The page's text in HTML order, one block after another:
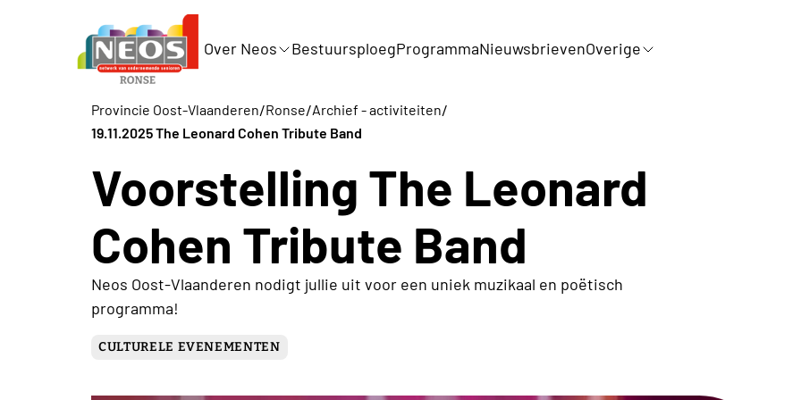
Over Neos BestuursploegProgrammaNieuwsbrievenOverige
Provincie Oost-Vlaanderen/Ronse/Archief - activiteiten/
19.11.2025 The Leonard Cohen Tribute Band
Voorstelling The Leonard
Cohen Tribute Band
Neos Oost-Vlaanderen nodigt jullie uit voor een uniek muzikaal en poëtisch
programma!
CULTURELE EVENEMENTEN